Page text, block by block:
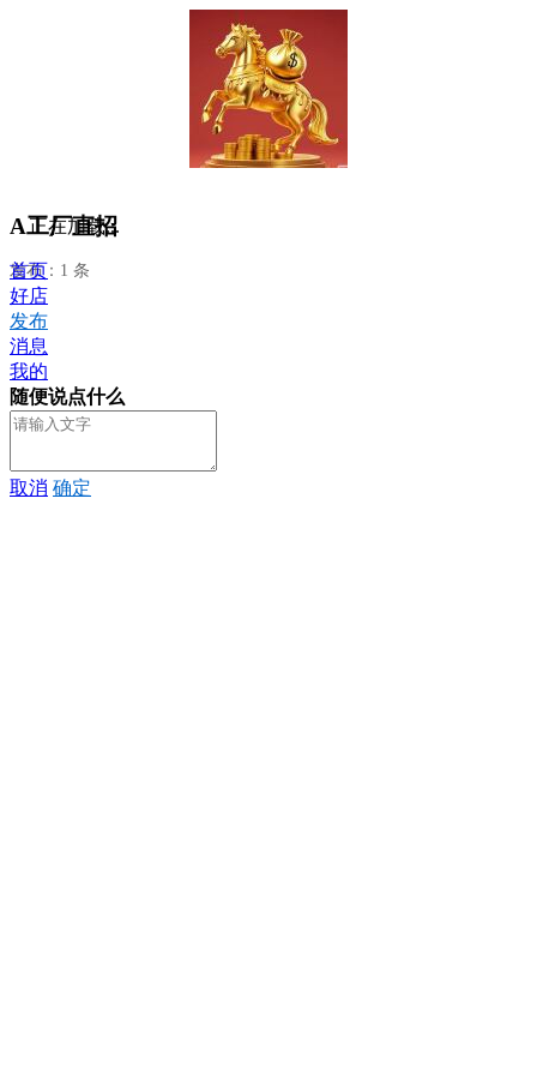
A工厂直招
发布：1 条
正在加载...
首页
好店
发布
消息
我的
随便说点什么
取消 确定